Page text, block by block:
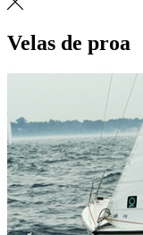
Velas de proa